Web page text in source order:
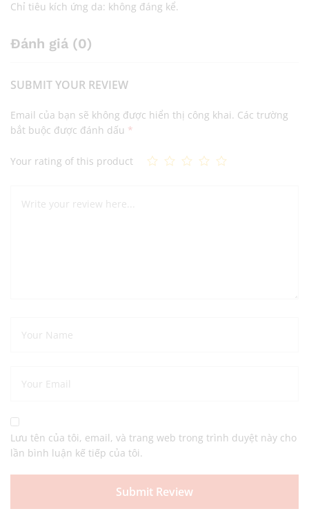
Chỉ tiêu kích ứng da: không đáng kể.
Đánh giá (0)
SUBMIT YOUR REVIEW
Email của bạn sẽ không được hiển thị công khai. Các trường
bắt buộc được đánh dấu *
Your rating of this product
Lưu tên của tôi, email, và trang web trong trình duyệt này cho
lần bình luận kế tiếp của tôi.